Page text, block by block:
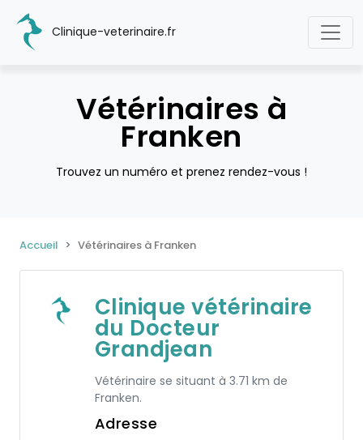
Clinique-veterinaire.fr
Vétérinaires à
Franken
Trouvez un numéro et prenez rendez-vous !
Accueil Vétérinaires à Franken
Clinique vétérinaire
du Docteur
Grandjean
Vétérinaire se situant à 3.71 km de
Franken.
Adresse